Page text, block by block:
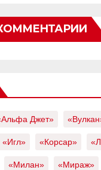
Джет»
«Игл» «Корсар»
«Милан» «Мираж»